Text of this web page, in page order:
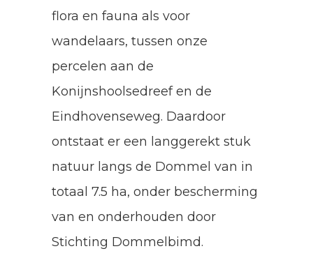
flora en fauna als voor
wandelaars, tussen onze
percelen aan de
Konijnshoolsedreef en de
Eindhovenseweg. Daardoor
ontstaat er een langgerekt stuk
natuur langs de Dommel van in
totaal 7.5 ha, onder bescherming
van en onderhouden door
Stichting Dommelbimd.